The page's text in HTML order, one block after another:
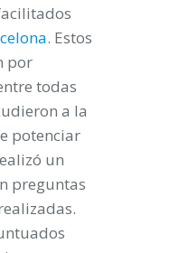
. Estos
por
todas
a la
potenciar
un
preguntas